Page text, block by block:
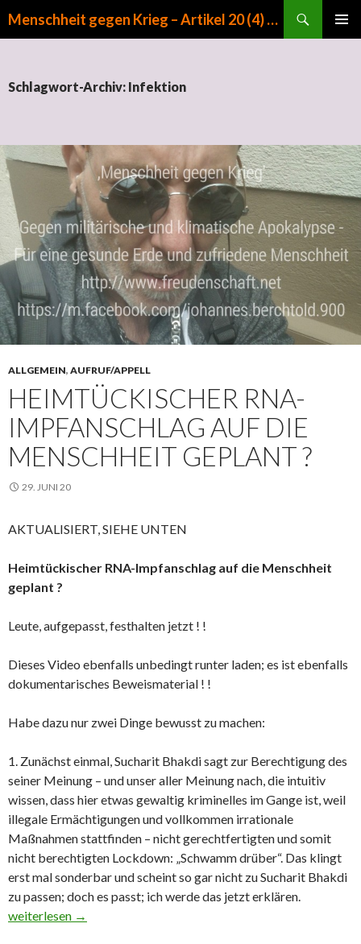
Menschheit gegen Krieg – Artikel 20 (4) GG
Schlagwort-Archiv: Infektion
ALLGEMEIN, AUFRUF/APPELL
HEIMTÜCKISCHER RNA-
IMPFANSCHLAG AUF DIE
MENSCHHEIT GEPLANT ?
29. JUNI 20
AKTUALISIERT, SIEHE UNTEN
Heimtückischer RNA-Impfanschlag auf die Menschheit
geplant ?
Leute, aufgepasst, festhalten jetzt ! !
Dieses Video ebenfalls unbedingt runter laden; es ist ebenfalls
dokumentarisches Beweismaterial ! !
Habe dazu nur zwei Dinge bewusst zu machen:
1. Zunächst einmal, Sucharit Bhakdi sagt zur Berechtigung des
seiner Meinung – und unser aller Meinung nach, die intuitiv
wissen, dass hier etwas gewaltig kriminelles im Gange ist, weil
illegale Ermächtigungen und vollkommen irrationale
Maßnahmen stattfinden – nicht gerechtfertigten und somit
nicht berechtigten Lockdown: „Schwamm drüber“. Das klingt
erst mal sonderbar und scheint so gar nicht zu Sucharit Bhakdi
zu passen; doch es passt; ich werde das jetzt erklären.
Heimtückischer RNA-Impfanschlag auf die Menschheit geplant
weiterlesen →